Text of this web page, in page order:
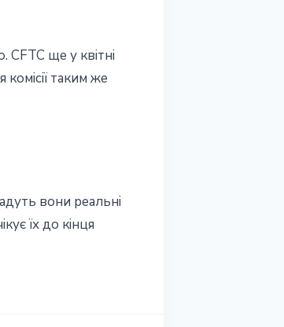
ще у квітні
таким же
вони реальні
їх до кінця